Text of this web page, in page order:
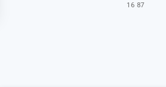
16 87